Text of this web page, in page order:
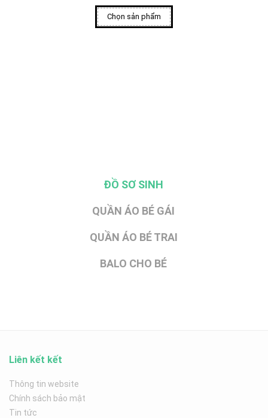
Chọn sản phẩm
ĐỒ SƠ SINH
QUẦN ÁO BÉ GÁI
QUẦN ÁO BÉ TRAI
BALO CHO BÉ
Liên kết kết
Thông tin website
Chính sách bảo mật
Tin tức